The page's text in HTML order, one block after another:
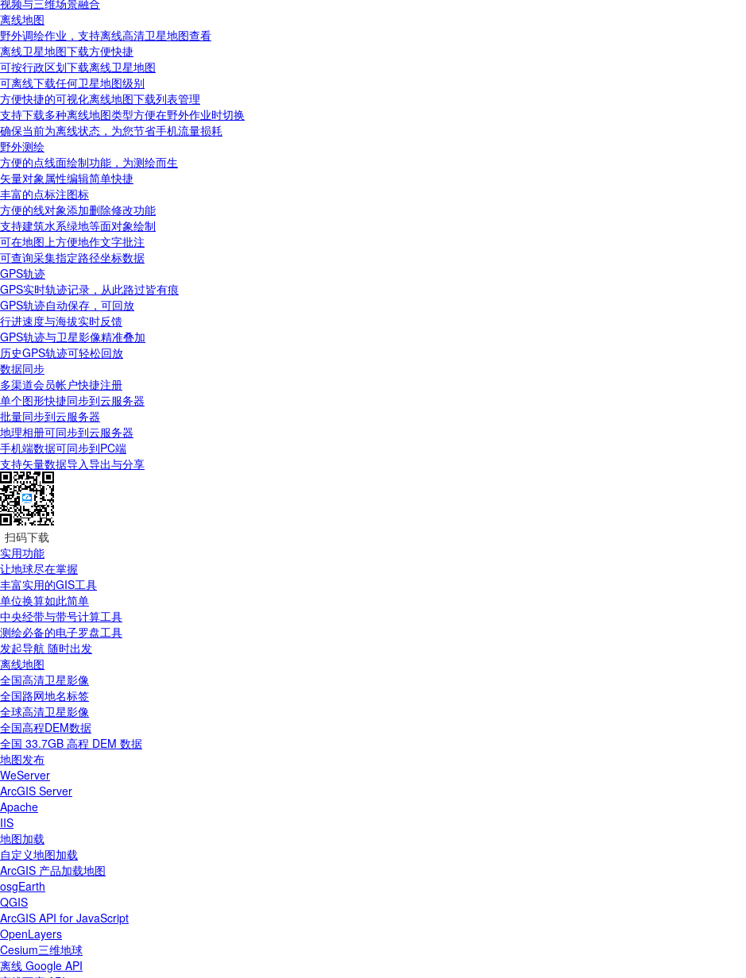
视频与三维场景融合
离线地图
野外调绘作业，支持离线高清卫星地图查看
离线卫星地图下载方便快捷
可按行政区划下载离线卫星地图
可离线下载任何卫星地图级别
方便快捷的可视化离线地图下载列表管理
支持下载多种离线地图类型方便在野外作业时切换
确保当前为离线状态，为您节省手机流量损耗
野外测绘
方便的点线面绘制功能，为测绘而生
矢量对象属性编辑简单快捷
丰富的点标注图标
方便的线对象添加删除修改功能
支持建筑水系绿地等面对象绘制
可在地图上方便地作文字批注
可查询采集指定路径坐标数据
GPS轨迹
GPS实时轨迹记录，从此路过皆有痕
GPS轨迹自动保存，可回放
行进速度与海拔实时反馈
GPS轨迹与卫星影像精准叠加
历史GPS轨迹可轻松回放
数据同步
多渠道会员帐户快捷注册
单个图形快捷同步到云服务器
批量同步到云服务器
地理相册可同步到云服务器
手机端数据可同步到PC端
支持矢量数据导入导出与分享
扫码下载
实用功能
让地球尽在掌握
丰富实用的GIS工具
单位换算如此简单
中央经带与带号计算工具
测绘必备的电子罗盘工具
发起导航 随时出发
离线地图
全国高清卫星影像
全国路网地名标签
全球高清卫星影像
全国高程DEM数据
全国 33.7GB 高程 DEM 数据
地图发布
WeServer
ArcGIS Server
Apache
IIS
地图加载
自定义地图加载
ArcGIS 产品加载地图
osgEarth
QGIS
ArcGIS API for JavaScript
OpenLayers
Cesium三维地球
离线 Google API